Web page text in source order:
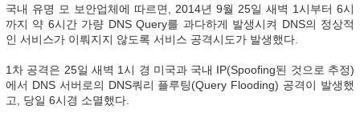
국내 유명 모 보안업체에 따르면, 2014년 9월 25일 새벽 1시부터 6시
까지 약 6시간 가량 DNS Query를 과다하게 발생시켜 DNS의 정상적
인 서비스가 이뤄지지 않도록 서비스 공격시도가 발생했다.
1차 공격은 25일 새벽 1시 경 미국과 국내 IP(Spoofing된 것으로 추정)
에서 DNS 서버로의 DNS쿼리 플루팅(Query Flooding) 공격이 발생했
고, 당일 6시경 소멸했다.